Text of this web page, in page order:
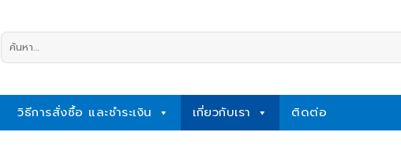
ค้นหา:
วิธีการสั่งซื้อ และชำระเงิน เกี่ยวกับเรา ติดต่อ